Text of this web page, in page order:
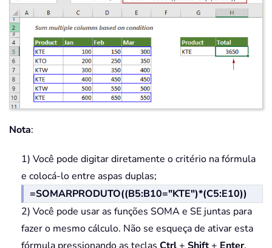
Nota:
1) Você pode digitar diretamente o critério na fórmula
e colocá-lo entre aspas duplas;
=SOMARPRODUTO((B5:B10="KTE")*(C5:E10))
2) Você pode usar as funções SOMA e SE juntas para
fazer o mesmo cálculo. Não se esqueça de ativar esta